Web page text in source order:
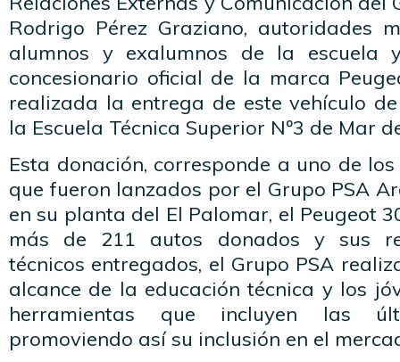
Rodrigo Pérez Graziano, autoridades
alumnos y exalumnos de la escuela
concesionario oficial de la marca
realizada la entrega de este vehículo
la Escuela Técnica Superior Nº3 de Mar
Esta donación, corresponde a uno de
que fueron lanzados por el Grupo PSA
en su planta del El Palomar, el Peugeot
más de 211 autos donados y sus
técnicos entregados, el Grupo PSA
alcance de la educación técnica y los
herramientas que incluyen las
promoviendo así su inclusión en el